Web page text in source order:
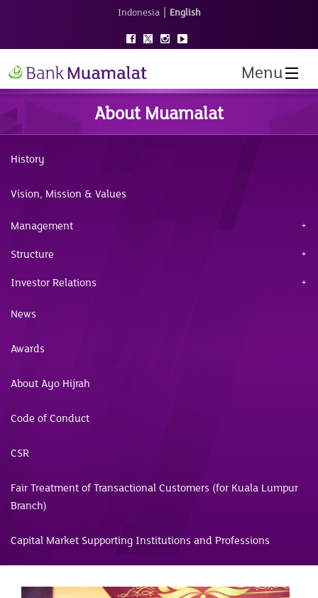
Indonesia | English
Menu
About Muamalat
History
Vision, Mission & Values
Management
Structure
Investor Relations
News
Awards
About Ayo Hijrah
Code of Conduct
CSR
Fair Treatment of Transactional Customers (for Kuala Lumpur
Branch)
Capital Market Supporting Institutions and Professions